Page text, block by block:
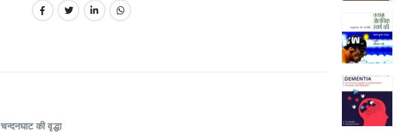
चन्दनघाट की वृद्धा
Talash Olympic Swaran Ke